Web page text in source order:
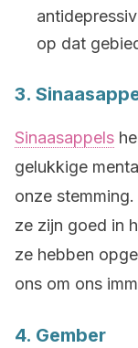
op dat
3.
Sinaasappels
gelukkige
onze
ze zijn goed in
ze hebben
ons om ons
4. Gember